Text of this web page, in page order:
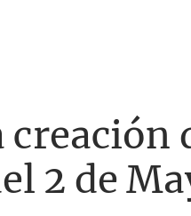
creación
2 de